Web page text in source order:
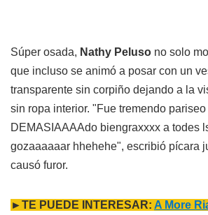
Súper osada, Nathy Peluso no solo
que incluso se animó a posar con un
transparente sin corpiño dejando a la
sin ropa interior. "Fue tremendo
DEMASIAAAAdo biengraxxxx a todes
gozaaaaaar hhehehe", escribió pícara
causó furor.
►TE PUEDE INTERESAR: A More